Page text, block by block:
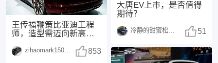
王传福鞭策比亚迪工程
师，造型需迈向新高
众望！传福先生曾表 853
大唐EV上市，是否值得
期待？
冷静的甜蜜松鼠1498 51